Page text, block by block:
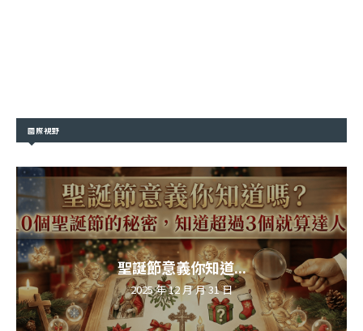
國際視野
聖誕節意義你知道...
2025 年 12 月 月 31 日